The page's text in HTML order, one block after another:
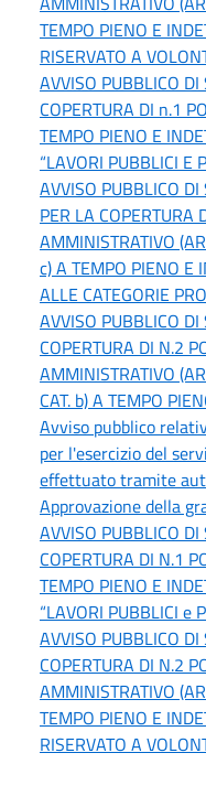
TEMPO PIENO E
RISERVATO A
AVVISO PUBBLICO
COPERTURA DI n.1
TEMPO PIENO E
“LAVORI PUBBLICI E
AVVISO PUBBLICO
PER LA COPERTURA
AMMINISTRATIVO
c) A TEMPO PIENO E
ALLE CATEGORIE
AVVISO PUBBLICO
COPERTURA DI N.2
AMMINISTRATIVO
CAT. b) A TEMPO
Avviso pubblico
per l'esercizio del
effettuato tramite
Approvazione della
AVVISO PUBBLICO
COPERTURA DI N.1
TEMPO PIENO E
“LAVORI PUBBLICI e
AVVISO PUBBLICO
COPERTURA DI N.2
AMMINISTRATIVO
TEMPO PIENO E
RISERVATO A